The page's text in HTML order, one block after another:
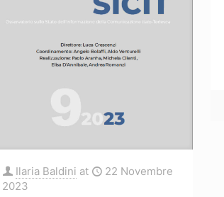
Ilaria Baldini at
22 Novembre
2023